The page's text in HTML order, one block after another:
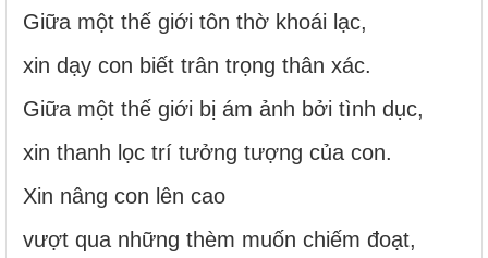
Giữa một thế giới tôn thờ khoái lạc,
xin dạy con biết trân trọng thân xác.
Giữa một thế giới bị ám ảnh bởi tình dục,
xin thanh lọc trí tưởng tượng của con.
Xin nâng con lên cao
vượt qua những thèm muốn chiếm đoạt,